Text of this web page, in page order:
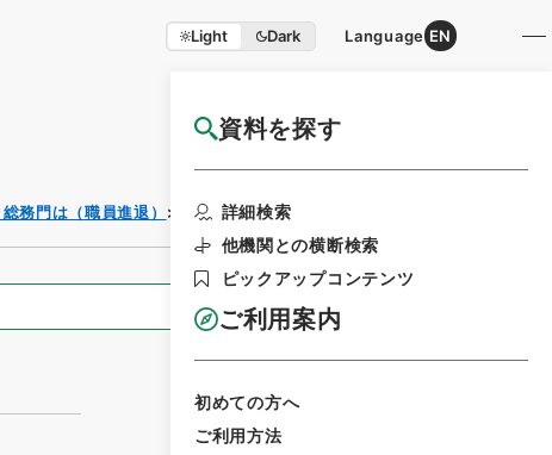
Light Dark Language EN
資料を探す
詳細検索
他機関との横断検索
ピックアップコンテンツ
ご利用案内
初めての方へ
ご利用方法
国立公文書館HP利用案内
務門は（職員進退） 判任官進退
全ての情報